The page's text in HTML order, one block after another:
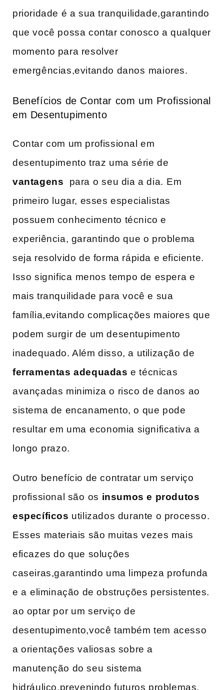
prioridade é a sua tranquilidade,garantindo
que você possa contar conosco ​a qualquer
momento para resolver
emergências,evitando danos ⁢maiores.
Benefícios de Contar com‌ um Profissional
em Desentupimento
Contar com um profissional em
desentupimento traz uma série de ⁣
vantagens ‍ para o⁣ seu dia a dia. ⁣Em
primeiro ‍lugar, esses especialistas
possuem conhecimento ‌técnico e
experiência, garantindo que o problema
seja resolvido de forma rápida e eficiente.
Isso significa⁣ menos tempo de espera e‍
mais tranquilidade para você e sua
família,evitando complicações maiores que
podem surgir ‌de um desentupimento
inadequado. Além disso, a‌ utilização de
ferramentas adequadas e técnicas
avançadas minimiza o risco ‍de danos ao
sistema de encanamento, o que pode
resultar em uma⁤ economia significativa a
longo⁢ prazo.
Outro benefício de contratar um serviço
profissional são⁤ os insumos e produtos
específicos utilizados durante o processo.
Esses materiais ‌são muitas vezes mais
eficazes do que soluções
caseiras,garantindo uma limpeza profunda
e‌ a ⁢eliminação de obstruções persistentes.
ao optar por⁤ um serviço de
desentupimento,você também tem acesso
a orientações ‍valiosas sobre a
manutenção do seu sistema
hidráulico,prevenindo futuros problemas.